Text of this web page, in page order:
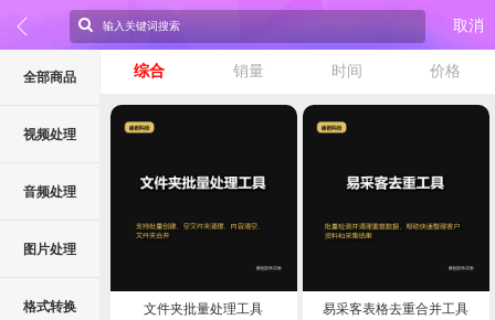
取消
全部商品
视频处理
音频处理
图片处理
格式转换
综合 销量 时间 价格
文件夹批量处理工具 易采客表格去重合并工具